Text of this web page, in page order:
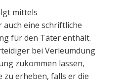
mittels
eine schriftliche
für den Täter enthält.
bei Verleumdung
zukommen lassen,
zu erheben, falls er die